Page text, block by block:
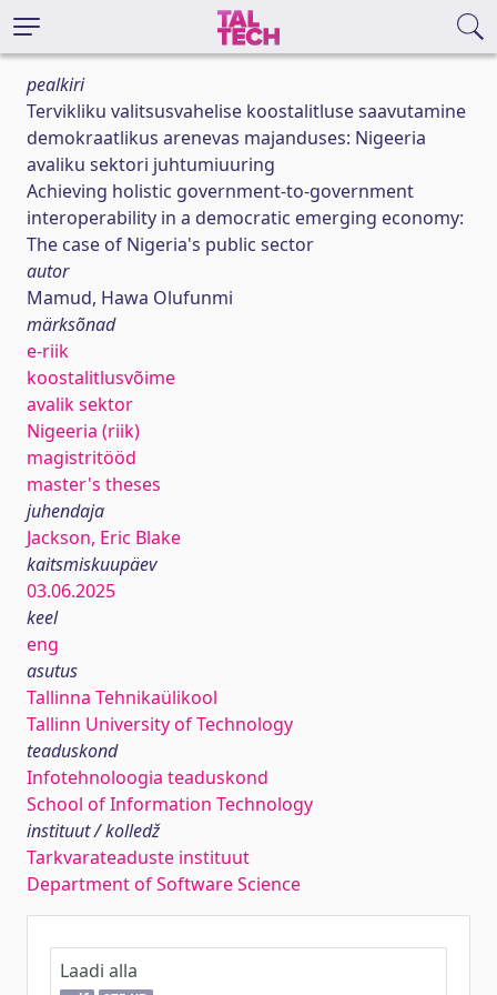
pealkiri
Tervikliku valitsusvahelise koostalitluse saavutamine
demokraatlikus arenevas majanduses: Nigeeria
avaliku sektori juhtumiuuring
Achieving holistic government-to-government
interoperability in a democratic emerging economy:
The case of Nigeria's public sector
autor
Mamud, Hawa Olufunmi
märksõnad
e-riik
koostalitlusvõime
avalik sektor
Nigeeria (riik)
magistritööd
master's theses
juhendaja
Jackson, Eric Blake
kaitsmiskuupäev
03.06.2025
keel
eng
asutus
Tallinna Tehnikaülikool
Tallinn University of Technology
teaduskond
Infotehnoloogia teaduskond
School of Information Technology
instituut / kolledž
Tarkvarateaduste instituut
Department of Software Science
Laadi alla